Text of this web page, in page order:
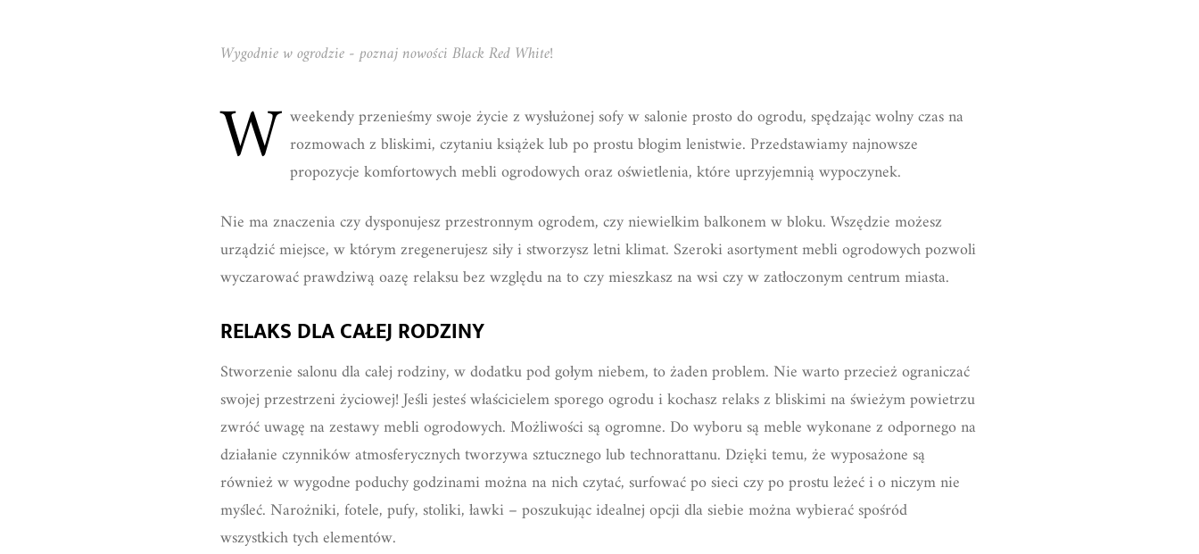
Wygodnie w ogrodzie - poznaj nowości Black Red White!
W weekendy przenieśmy swoje życie z wysłużonej sofy w salonie prosto do ogrodu, spędzając wolny czas na
rozmowach z bliskimi, czytaniu książek lub po prostu błogim lenistwie. Przedstawiamy najnowsze
propozycje komfortowych mebli ogrodowych oraz oświetlenia, które uprzyjemnią wypoczynek.
Nie ma znaczenia czy dysponujesz przestronnym ogrodem, czy niewielkim balkonem w bloku. Wszędzie możesz
urządzić miejsce, w którym zregenerujesz siły i stworzysz letni klimat. Szeroki asortyment mebli ogrodowych pozwoli
wyczarować prawdziwą oazę relaksu bez względu na to czy mieszkasz na wsi czy w zatłoczonym centrum miasta.
RELAKS DLA CAŁEJ RODZINY
Stworzenie salonu dla całej rodziny, w dodatku pod gołym niebem, to żaden problem. Nie warto przecież ograniczać
swojej przestrzeni życiowej! Jeśli jesteś właścicielem sporego ogrodu i kochasz relaks z bliskimi na świeżym powietrzu
zwróć uwagę na zestawy mebli ogrodowych. Możliwości są ogromne. Do wyboru są meble wykonane z odpornego na
działanie czynników atmosferycznych tworzywa sztucznego lub technorattanu. Dzięki temu, że wyposażone są
również w wygodne poduchy godzinami można na nich czytać, surfować po sieci czy po prostu leżeć i o niczym nie
myśleć. Narożniki, fotele, pufy, stoliki, ławki – poszukując idealnej opcji dla siebie można wybierać spośród
wszystkich tych elementów.